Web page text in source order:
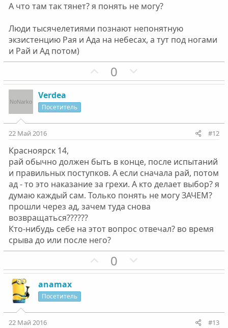
н
ы
й
г
о
о
н
ы
й
г
о
о
А что там так тянет? я понять не могу?
Люди тысячелетиями познают непонятную
экзистенцию Рая и Ада на небесах, а тут под ногами
и Рай и Ад потом)
П
о
т
н
ы
й
г
о
о
с
0
е
т
н
ы
й
г
о
о
Verdea
Посетитель
22 Май 2016 #12
Красноярск 14,
рай обычно должен быть в конце, после испытаний
и правильных поступков. А если сначала рай, потом
ад - то это наказание за грехи. А кто делает выбор? я
думаю каждый сам. Только понять не могу ЗАЧЕМ?
прошли через ад, зачем туда снова
возвращаться??????
Кто-нибудь себе на этот вопрос отвечал? во время
срыва до или после него?
П
о
т
0
е
т
anamax
Посетитель
22 Май 2016 #13